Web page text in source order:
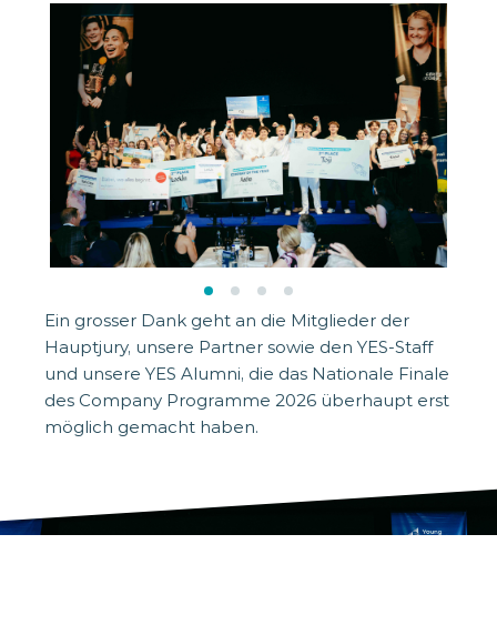
Ein grosser Dank geht an die Mitglieder der
Hauptjury, unsere Partner sowie den YES-Staff
und unsere YES Alumni, die das Nationale Finale
des Company Programme 2026 überhaupt erst
möglich gemacht haben.